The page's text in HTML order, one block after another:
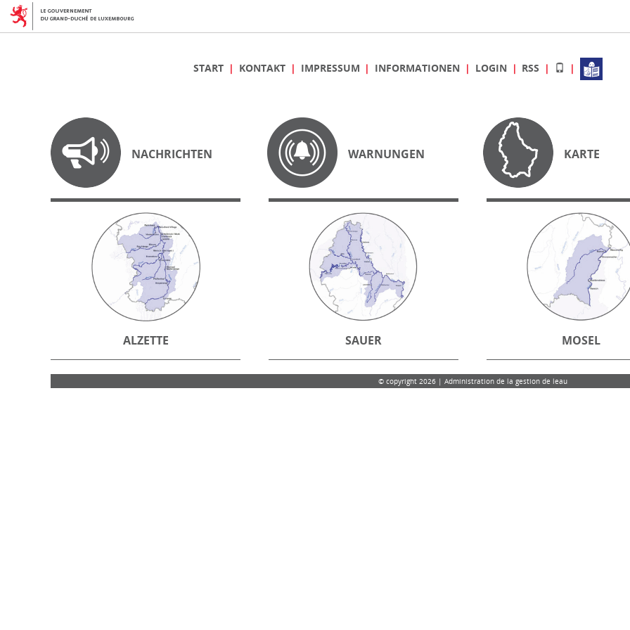
START KONTAKT IMPRESSUM INFORMATIONEN LOGIN RSS
NACHRICHTEN WARNUNGEN KARTE
ALZETTE SAUER MOSEL
© copyright 2026 | Administration de la gestion de leau